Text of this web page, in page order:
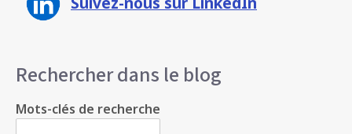
Rechercher dans le blog
Mots-clés de recherche